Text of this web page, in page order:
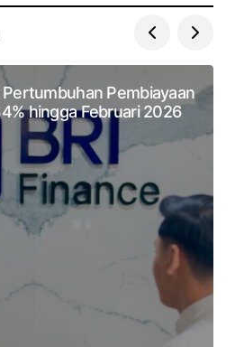
Pembiayaan
hingga Februari 2026